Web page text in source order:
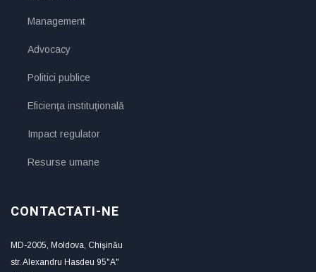
Management
Advocacy
Politici publice
Eficienţa instituţională
Impact regulator
Resurse umane
CONTACTATI-NE
MD-2005, Moldova, Chişinău
str. Alexandru Hasdeu 95"A"